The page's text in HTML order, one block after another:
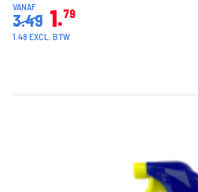
VANAF
3.49 1 79
1.48 EXCL. BTW